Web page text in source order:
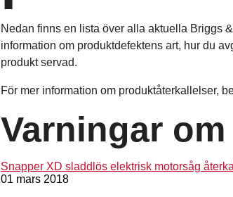
Nedan finns en lista över alla aktuella Briggs
information om produktdefektens art, hur du
produkt servad.
För mer information om produktåterkallelser,
Varningar
Snapper XD sladdlös elektrisk motorsåg
01 mars 2018